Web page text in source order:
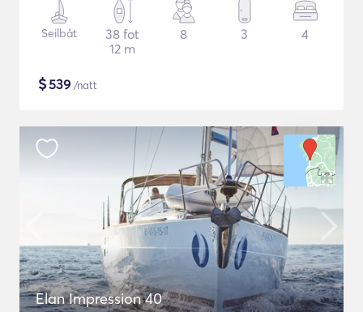
Seilbåt
38 fot
12 m
8 3 4
$539 /natt
Elan Impression 40